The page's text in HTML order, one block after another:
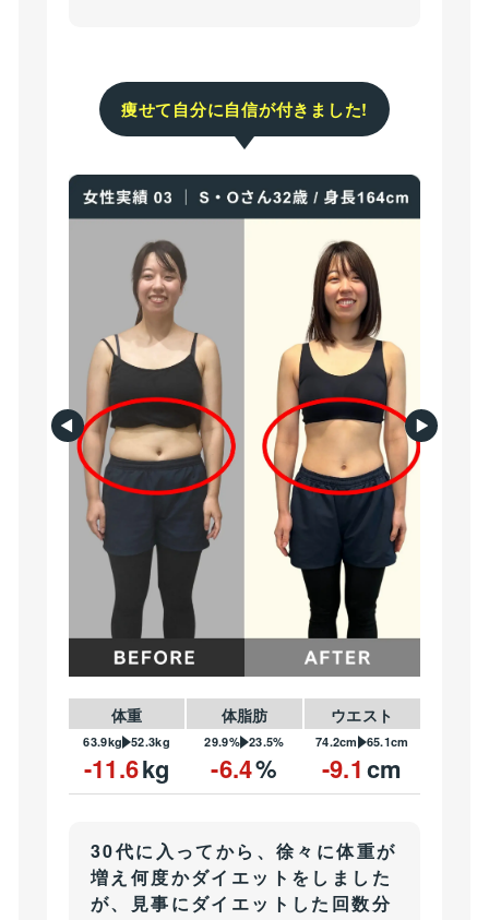
痩せて自分に自信が付きました!
体重
63.9kg 52.3kg
-11.6kg
体脂肪
29.9% 23.5%
-6.4%
ウエスト
74.2cm 65.1cm
-9.1cm
30代に入ってから、徐々に体重が
増え何度かダイエットをしました
が、見事にダイエットした回数分